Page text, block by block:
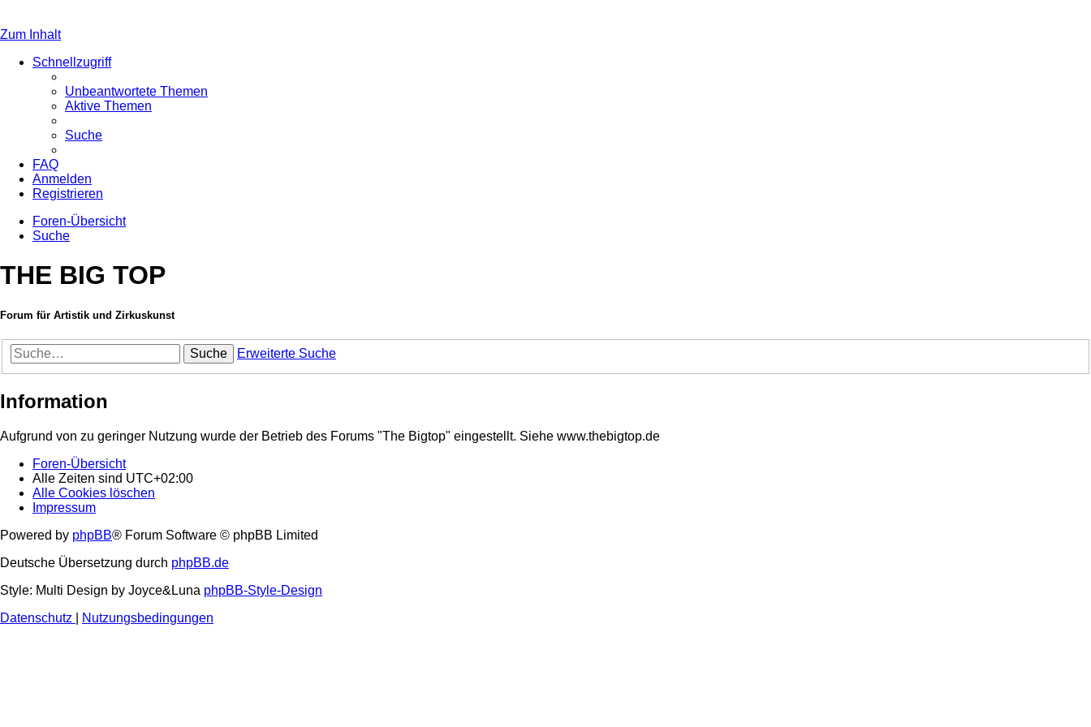
Zum Inhalt
Schnellzugriff
Unbeantwortete Themen
Aktive Themen
Suche
FAQ
Anmelden
Registrieren
Foren-Übersicht
Suche
THE BIG TOP
Forum für Artistik und Zirkuskunst
Suche Erweiterte Suche
Information
Aufgrund von zu geringer Nutzung wurde der Betrieb des Forums "The Bigtop" eingestellt. Siehe www.thebigtop.de
Foren-Übersicht
Alle Zeiten sind UTC+02:00
Alle Cookies löschen
Impressum
Powered by phpBB® Forum Software © phpBB Limited
Deutsche Übersetzung durch phpBB.de
Style: Multi Design by Joyce&Luna phpBB-Style-Design
Datenschutz
Nutzungsbedingungen